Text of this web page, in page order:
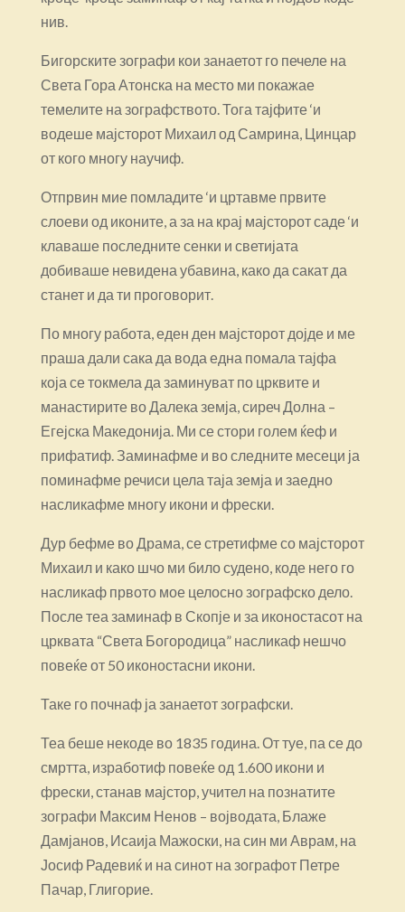
нив.
Бигорските зографи кои занаетот го печеле на
Света Гора Атонска на место ми покажае
темелите на зографството. Тога тајфите ‘и
водеше мајсторот Михаил од Самрина, Цинцар
от кого многу научиф.
Отпрвин мие помладите ‘и цртавме првите
слоеви од иконите, а за на крај мајсторот саде ‘и
клаваше последните сенки и светијата
добиваше невидена убавина, како да сакат да
станет и да ти проговорит.
По многу работа, еден ден мајсторот дојде и ме
праша дали сака да вода една помала тајфа
која се токмела да заминуват по црквите и
манастирите во Далека земја, сиреч Долна –
Егејска Македонија. Ми се стори голем ќеф и
прифатиф. Заминафме и во следните месеци ја
поминафме речиси цела таја земја и заедно
насликафме многу икони и фрески.
Дур бефме во Драма, се стретифме со мајсторот
Михаил и како шчо ми било судено, коде него го
насликаф првото мое целосно зографско дело.
После теа заминаф в Скопје и за иконостасот на
црквата “Света Богородица” насликаф нешчо
повеќе от 50 иконостасни икони.
Таке го почнаф ја занаетот зографски.
Теа беше некоде во 1835 година. От туе, па се до
смртта, изработиф повеќе од 1.600 икони и
фрески, станав мајстор, учител на познатите
зографи Максим Ненов – војводата, Блаже
Дамјанов, Исаија Мажоски, на син ми Аврам, на
Јосиф Радевиќ и на синот на зографот Петре
Пачар, Глигорие.